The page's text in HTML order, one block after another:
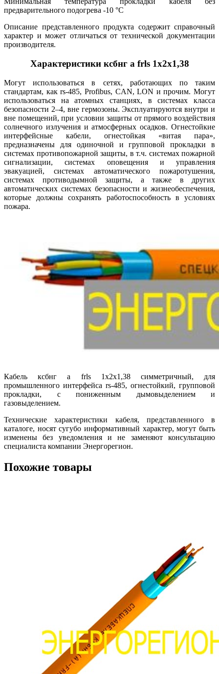
предварительного подогрева -10 °С
Описание представленного продукта содержит справочный
характер и может отличаться от технической документации
производителя.
Характеристики ксбнг а frls 1х2х1,38
Могут использоваться в сетях, работающих по таким
стандартам, как rs-485, Profibus, CAN, LON и прочим. Могут
использоваться на атомных станциях, в системах класса
безопасности 2–4, вне гермозоны. Эксплуатируются внутри и
вне помещений, при условии защиты от прямого воздействия
солнечного излучения и атмосферных осадков. Огнестойкие
интерфейсные кабели, огнестойкая «витая пара»,
предназначены для одиночной и групповой прокладки в
системах противопожарной защиты, в т.ч. системах пожарной
сигнализации, системах оповещения и управления
эвакуацией, системах автоматического пожаротушения,
системах противодымной защиты, а также в других
автоматических системах безопасности и жизнеобеспечения,
которые должны сохранять работоспособность в условиях
пожара.
Кабель ксбнг а frls 1х2х1,38 симметричный, для
промышленного интерфейса rs-485, огнестойкий, групповой
прокладки, с пониженным дымовыделением и
газовыделением.
Технические характеристики кабеля, представленного в
каталоге, носят сугубо информативный характер, могут быть
изменены без уведомления и не заменяют консультацию
специалиста компании Энергорегион.
Похожие товары